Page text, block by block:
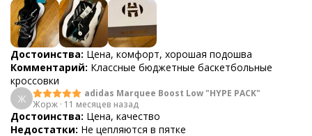
Достоинства: Цена, комфорт, хорошая подошва
Комментарий: Классные бюджетные баскетбольные
кроссовки
Ж
adidas Marquee Boost Low "HYPE PACK"
Жорж · 11 месяцев назад
Достоинства: Цена, качество
Недостатки: Не цепляются в пятке